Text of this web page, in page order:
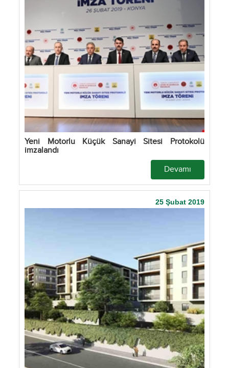
Yeni Motorlu Küçük Sanayi Sitesi Protokolü
imzalandı
Devamı
25 Şubat 2019